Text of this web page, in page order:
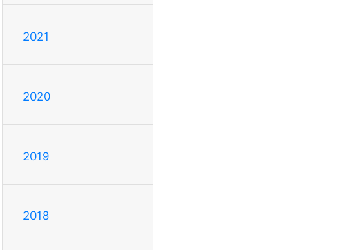
2021
2020
2019
2018